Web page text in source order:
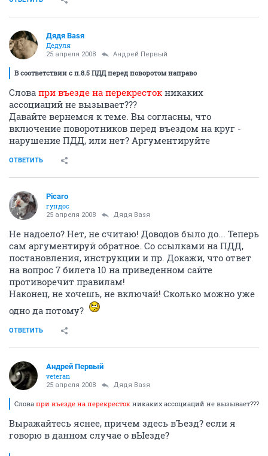
Дядя Ваsя
Дедуля
25 апреля 2008 Андрей Первый
В соответствии с п.8.5 ПДД перед поворотом направо
Слова при въезде на перекресток никаких
ассоциаций не вызывает???
Давайте вернемся к теме. Вы согласны, что
включение поворотников перед въездом на круг -
нарушение ПДД, или нет? Аргументируйте
ОТВЕТИТЬ
Picaro
гундос
25 апреля 2008 Дядя Ваsя
Не надоело? Нет, не считаю! Доводов было до... Теперь
сам аргументируй обратное. Со ссылками на ПДД,
постановления, инструкции и пр. Докажи, что ответ
на вопрос 7 билета 10 на приведенном сайте
противоречит правилам!
Наконец, не хочешь, не включай! Сколько можно уже
одно да потому?
ОТВЕТИТЬ
Андрей Первый
veteran
25 апреля 2008 Дядя Ваsя
Слова при въезде на перекресток никаких ассоциаций не вызывает???
Выражайтесь яснее, причем здесь вЪезд? если я
говорю в данном случае о вЫезде?